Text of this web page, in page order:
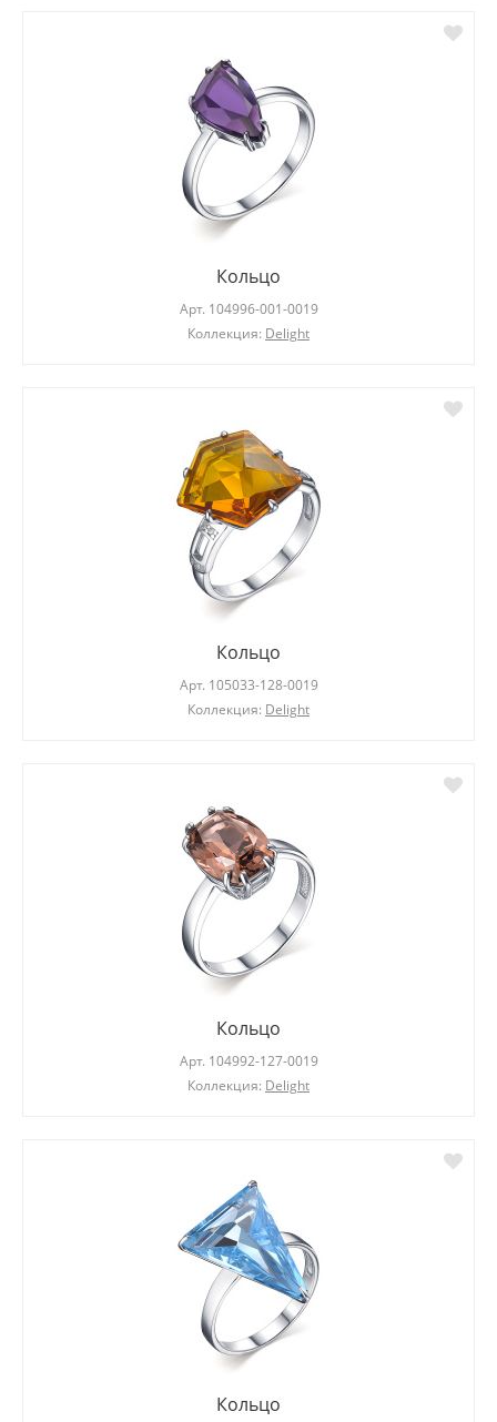
Кольцо
Арт. 104996-001-0019
Коллекция: Delight
Кольцо
Арт. 105033-128-0019
Коллекция: Delight
Кольцо
Арт. 104992-127-0019
Коллекция: Delight
Кольцо